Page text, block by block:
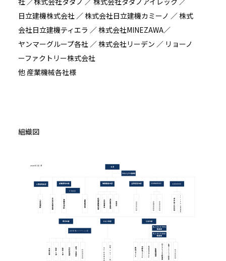
日立建機株式会社 ／ 株式会社日立建機カミーノ ／ 株式
会社日立建機ティエラ ／ 株式会社MINEZAWA／
ヤンマーグループ各社 ／ 株式会社リーデン ／ リョーノ
ーファクトリー株式会社
他 産業機械各社様
組織図